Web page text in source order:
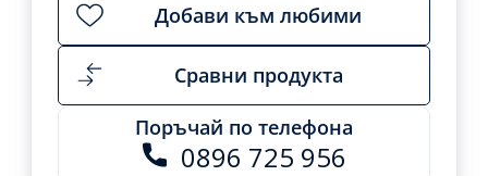
Добави към любими
Сравни продукта
Поръчай по телефона
0896 725 956